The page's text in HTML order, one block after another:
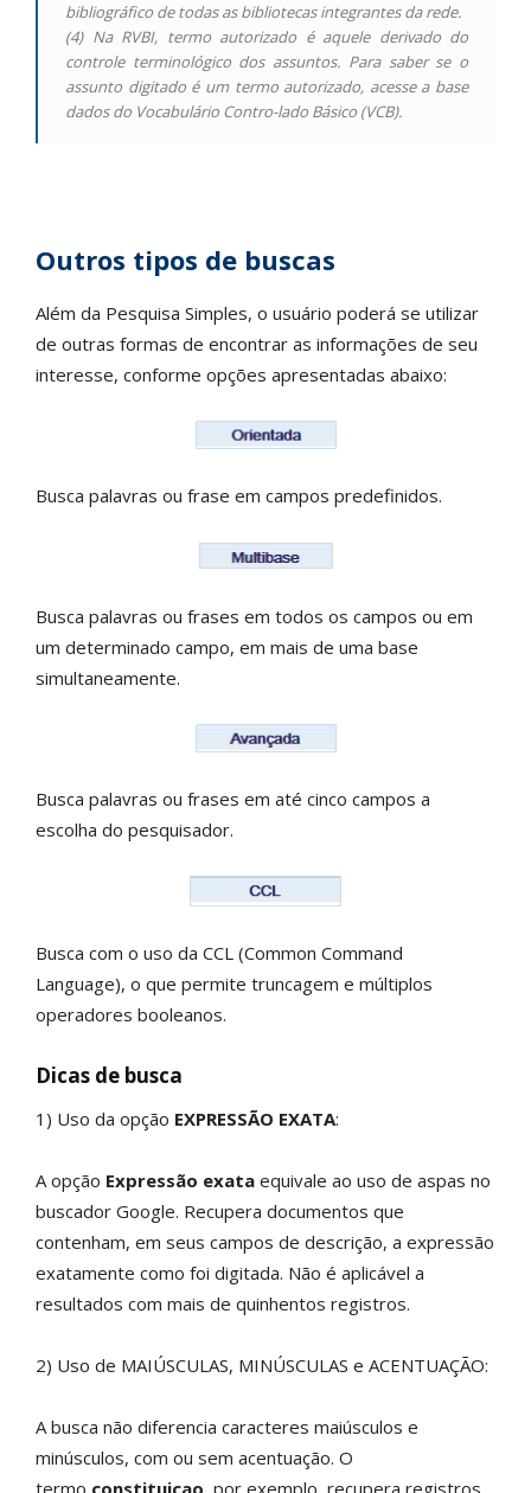
bibliográfico de todas as bibliotecas integrantes da rede.
(4) Na RVBI, termo autorizado é aquele derivado do
controle terminológico dos assuntos. Para saber se o
assunto digitado é um termo autorizado, acesse a base
dados do Vocabulário Contro-lado Básico (VCB).
Outros tipos de buscas
Além da Pesquisa Simples, o usuário poderá se utilizar
de outras formas de encontrar as informações de seu
interesse, conforme opções apresentadas abaixo:
Busca palavras ou frase em campos predefinidos.
Busca palavras ou frases em todos os campos ou em
um determinado campo, em mais de uma base
simultaneamente.
Busca palavras ou frases em até cinco campos a
escolha do pesquisador.
Busca com o uso da CCL (Common Command
Language), o que permite truncagem e múltiplos
operadores booleanos.
Dicas de busca
1) Uso da opção EXPRESSÃO EXATA:
A opção Expressão exata equivale ao uso de aspas no
buscador Google. Recupera documentos que
contenham, em seus campos de descrição, a expressão
exatamente como foi digitada. Não é aplicável a
resultados com mais de quinhentos registros.
2) Uso de MAIÚSCULAS, MINÚSCULAS e ACENTUAÇÃO:
A busca não diferencia caracteres maiúsculos e
minúsculos, com ou sem acentuação. O